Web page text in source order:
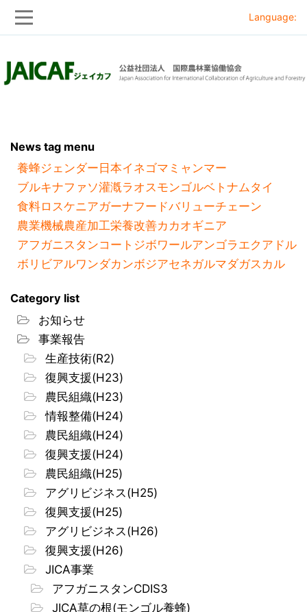
to
to
Language:
News tag menu
養蜂ジェンダー 日本イネゴマ ミャンマー
ブルキナファソ灌漑ラオスモンゴルベトナムタイ
食料ロスケニアガーナフードバリューチェーン
農業機械農産加工栄養改善カカオギニア
アフガニスタンコートジボワールアンゴラ エクアドル
ボリビアルワンダカンボジアセネガルマダガスカル
Category list
お知らせ
事業報告
生産技術(R2)
復興支援(H23)
農民組織(H23)
情報整備(H24)
農民組織(H24)
復興支援(H24)
農民組織(H25)
アグリビジネス(H25)
復興支援(H25)
アグリビジネス(H26)
復興支援(H26)
JICA事業
アフガニスタンCDIS3
JICA草の根(モンゴル養蜂)